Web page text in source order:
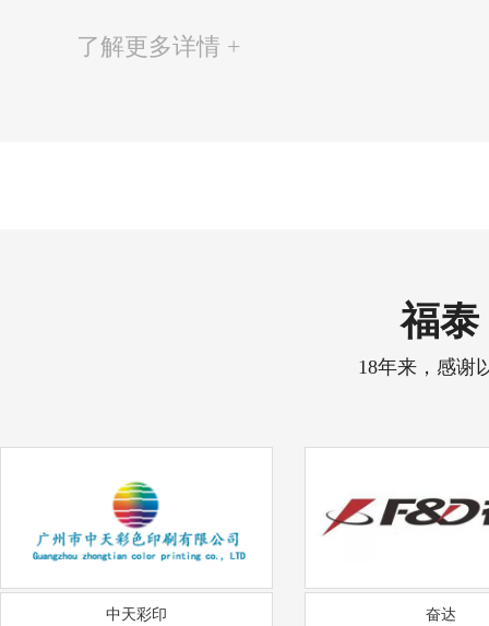
了解更多详情 +
福泰
18年来，感谢
中天彩印 奋达